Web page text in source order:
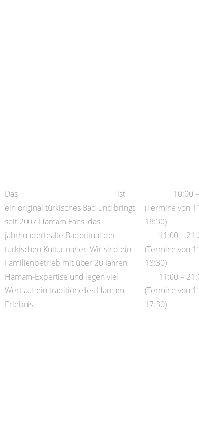
Das
ist
ein original türkisches Bad und bringt
seit 2007 Hamam Fans das
jahrhundertealte Baderitual der
türkischen Kultur näher. Wir sind ein
Familienbetrieb mit über 20 Jahren
Hamam-Expertise und legen viel
Wert auf ein traditionelles Hamam-
Erlebnis.
10:00
(Termine von
18:30)
11:00 –
(Termine von
18:30)
11:00 –
(Termine von
17:30)